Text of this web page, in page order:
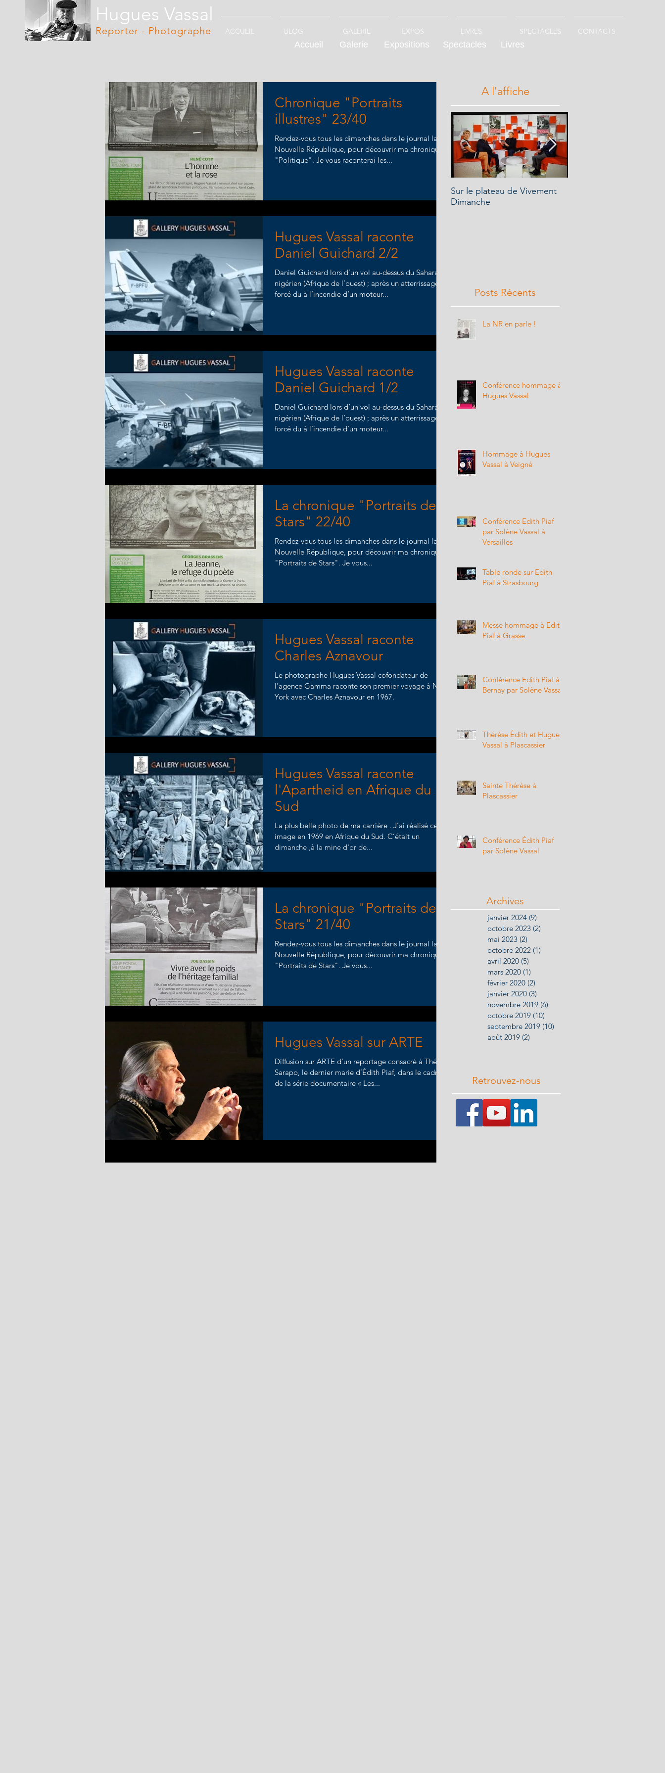
Hugues Vassal
Reporter - Photographe ACCUEIL BLOG GALERIE EXPOS LIVRES SPECTACLES CONTACTS
Accueil Galerie Expositions
Chronique "Portraits
illustres" 23/40
Rendez-vous tous les dimanches dans le journal la
Nouvelle République, pour découvrir ma chronique
"Politique". Je vous raconterai les...
Hugues Vassal raconte
Daniel Guichard 2/2
Daniel Guichard lors d’un vol au-dessus du Sahara
nigérien (Afrique de l’ouest) ; après un atterrissage
forcé du à l’incendie d’un moteur...
Hugues Vassal raconte
Daniel Guichard 1/2
Daniel Guichard lors d’un vol au-dessus du Sahara
nigérien (Afrique de l’ouest) ; après un atterrissage
forcé du à l’incendie d’un moteur...
La chronique "Portraits de
Stars" 22/40
Rendez-vous tous les dimanches dans le journal la
Nouvelle République, pour découvrir ma chronique
"Portraits de Stars". Je vous...
Hugues Vassal raconte
Charles Aznavour
Le photographe Hugues Vassal cofondateur de
l'agence Gamma raconte son premier voyage à New
York avec Charles Aznavour en 1967.
Hugues Vassal raconte
l'Apartheid en Afrique du
Sud
La plus belle photo de ma carrière . J'ai réalisé cette
image en 1969 en Afrique du Sud. C’était un
dimanche ,à la mine d'or de...
La chronique "Portraits de
Stars" 21/40
Rendez-vous tous les dimanches dans le journal la
Nouvelle République, pour découvrir ma chronique
"Portraits de Stars". Je vous...
Hugues Vassal sur ARTE
Diffusion sur ARTE d’un reportage consacré à Théo
Sarapo, le dernier marie d’Édith Piaf, dans le cadre
de la série documentaire « Les...
Spectacles Livres
A l'affiche
Sur le plateau de Vivement
Dimanche
Posts Récents
La NR en parle !
Conférence hommage à
Hugues Vassal
Hommage à Hugues
Vassal à Veigné
Conférence Edith Piaf
par Solène Vassal à
Versailles
Table ronde sur Edith
Piaf à Strasbourg
Messe hommage à Edith
Piaf à Grasse
Conférence Edith Piaf à
Bernay par Solène Vassal
Thérèse Édith et Hugues
Vassal à Plascassier
Sainte Thérèse à
Plascassier
Conférence Édith Piaf
par Solène Vassal
Archives
janvier 2024 (9)
octobre 2023 (2)
mai 2023 (2)
octobre 2022 (1)
avril 2020 (5)
mars 2020 (1)
février 2020 (2)
janvier 2020 (3)
novembre 2019 (6)
octobre 2019 (10)
septembre 2019 (10)
août 2019 (2)
Retrouvez-nous